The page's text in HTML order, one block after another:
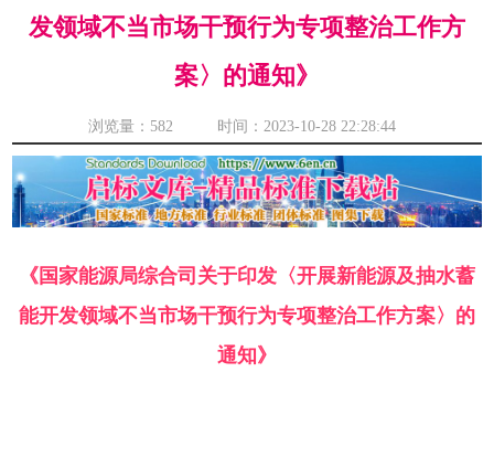
发领域不当市场干预行为专项整治工作方
案〉的通知》
浏览量： 582 时间：2023-10-28 22:28:44
《国家能源局综合司关于印发〈开展新能源及抽水蓄
能开发领域不当市场干预行为专项整治工作方案〉的
通知》